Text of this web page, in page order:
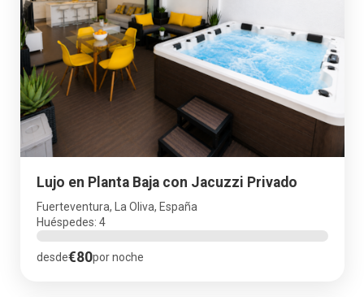
Lujo en Planta Baja con Jacuzzi Privado
Fuerteventura, La Oliva, España
Huéspedes: 4
desde€80por noche